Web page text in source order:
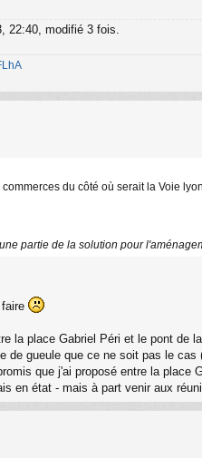
22:40, modifié 3 fois.
du côté où serait la Voie
partie de la solution pour
la place Gabriel Péri et le pont de
de gueule que ce ne soit pas le cas
que j'ai proposé entre la
en état - mais à part venir aux